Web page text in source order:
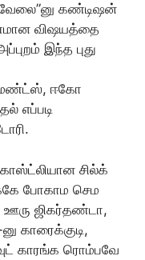
வேலை”னு கண்டிஷன்
விஷயத்தை
இந்த புது
ஈகோ
எப்படி
காஸ்ட்லியான சில்க்
போகாம செம
ஊரு ஜிகர்தண்டா,
காரைக்குடி,
காரங்க ரொம்பவே